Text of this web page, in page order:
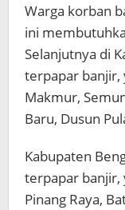
Warga korban
ini
Selanjutnya di
terpapar banjir,
Makmur,
Baru, Dusun
Kabupaten
terpapar banjir,
Pinang Raya,